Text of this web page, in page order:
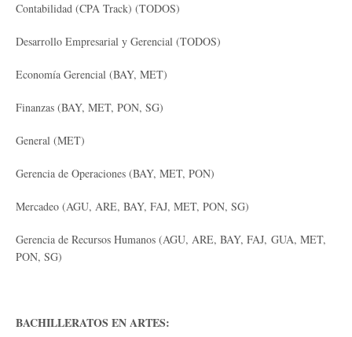
Contabilidad (CPA Track) (TODOS)
Desarrollo Empresarial y Gerencial (TODOS)
Economía Gerencial (BAY, MET)
Finanzas (BAY, MET, PON, SG)
General (MET)
Gerencia de Operaciones (BAY, MET, PON)
Mercadeo (AGU, ARE, BAY, FAJ, MET, PON, SG)
Gerencia de Recursos Humanos (AGU, ARE, BAY, FAJ, GUA, MET,
PON, SG)
BACHILLERATOS EN ARTES: